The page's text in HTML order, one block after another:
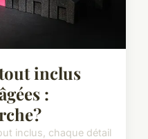
inclus
:
inclus, chaque détail